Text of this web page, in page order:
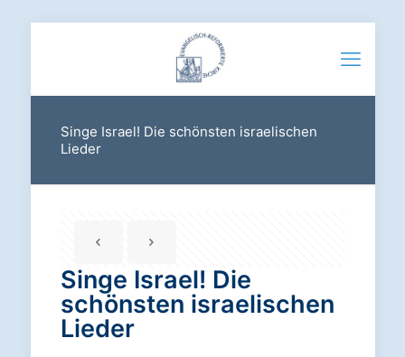
Singe Israel! Die schönsten israelischen
Lieder
Singe Israel! Die
schönsten israelischen
Lieder